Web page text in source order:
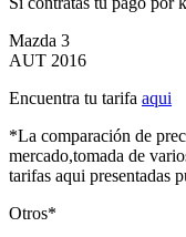
Mazda 3
AUT 2016
Encuentra tu tarifa aqui
*La comparación de
mercado,tomada de
tarifas aqui presentadas
Otros*